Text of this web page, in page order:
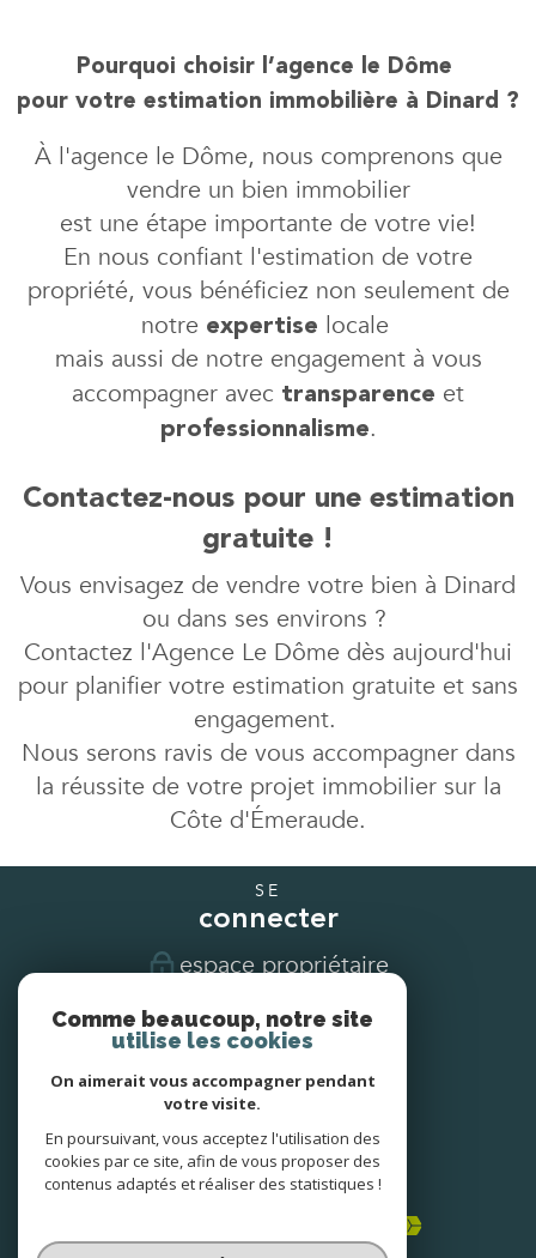
Pourquoi choisir l’agence le Dôme
pour votre estimation immobilière à Dinard ?
À l'agence le Dôme, nous comprenons que
vendre un bien immobilier
est une étape importante de votre vie!
En nous confiant l'estimation de votre
propriété, vous bénéficiez non seulement de
notre expertise locale
mais aussi de notre engagement à vous
accompagner avec transparence et
professionnalisme.
Contactez-nous pour une estimation
gratuite !
Vous envisagez de vendre votre bien à Dinard
ou dans ses environs ?
Contactez l'Agence Le Dôme dès aujourd'hui
pour planifier votre estimation gratuite et sans
engagement.
Nous serons ravis de vous accompagner dans
la réussite de votre projet immobilier sur la
Côte d'Émeraude.
SE
connecter
espace propriétaire
NOUS
suivre
NOUS
adhérons
Comme beaucoup, notre site
utilise les cookies
On aimerait vous accompagner pendant
votre visite.
En poursuivant, vous acceptez l'utilisation des
cookies par ce site, afin de vous proposer des
contenus adaptés et réaliser des statistiques !